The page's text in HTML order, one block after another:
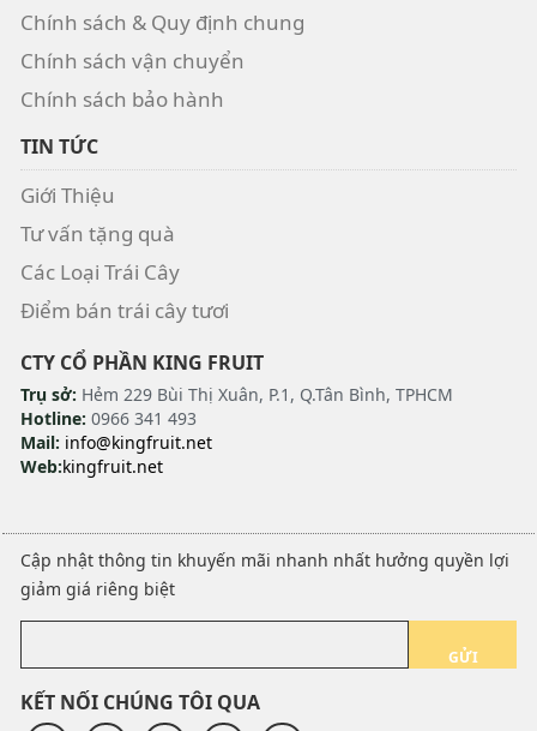
Chính sách & Quy định chung
Chính sách vận chuyển
Chính sách bảo hành
TIN TỨC
Giới Thiệu
Tư vấn tặng quà
Các Loại Trái Cây
Điểm bán trái cây tươi
CTY CỔ PHẦN KING FRUIT
Trụ sở: Hẻm 229 Bùi Thị Xuân, P.1, Q.Tân Bình, TPHCM
Hotline: 0966 341 493
Mail: info@kingfruit.net
Web:kingfruit.net
Cập nhật thông tin khuyến mãi nhanh nhất hưởng quyền lợi
giảm giá riêng biệt
GỬI
KẾT NỐI CHÚNG TÔI QUA